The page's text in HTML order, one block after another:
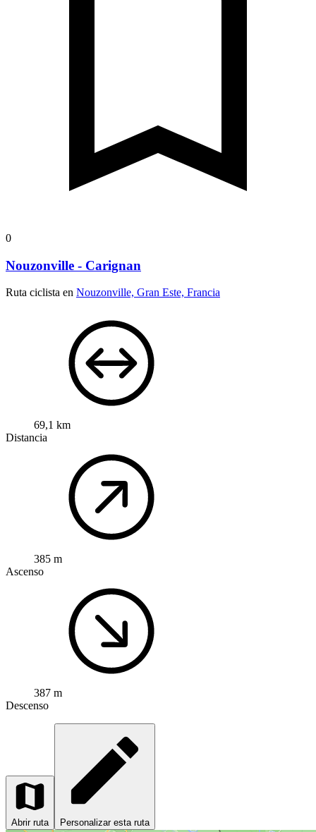
0
Nouzonville - Carignan
Ruta ciclista en Nouzonville, Gran Este, Francia
69,1 km
Distancia
385 m
Ascenso
387 m
Descenso
Abrir ruta Personalizar esta ruta